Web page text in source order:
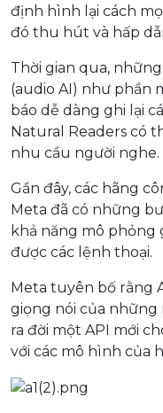
định hình lại cách
đó thu hút và hấp
Thời gian qua,
(audio AI) như phần
báo dễ dàng ghi lại
Natural Readers có
nhu cầu người nghe.
Gần đây, các hãng
Meta đã có những
khả năng mô phỏng
được các lệnh thoại.
Meta tuyên bố rằng
giọng nói của những
ra đời một API mới
với các mô hình của